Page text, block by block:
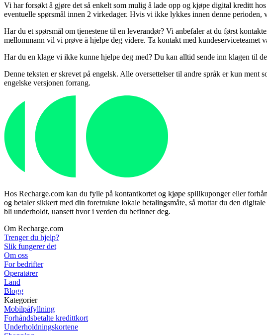
Vi har forsøkt å gjøre det så enkelt som mulig å lade opp og kjøpe digital kreditt
eventuelle spørsmål innen 2 virkedager. Hvis vi ikke lykkes innen denne perioden,
Har du et spørsmål om tjenestene til en leverandør? Vi anbefaler at du først
mellommann vil vi prøve å hjelpe deg videre. Ta kontakt med kundeserviceteamet
Har du en klage vi ikke kunne hjelpe deg med? Du kan alltid sende inn klagen til
Denne teksten er skrevet på engelsk. Alle oversettelser til andre språk er kun
engelske versjonen forrang.
Hos Recharge.com kan du fylle på kontantkortet og kjøpe spillkuponger eller
og betaler sikkert med din foretrukne lokale betalingsmåte, så mottar du den
bli underholdt, uansett hvor i verden du befinner deg.
Om Recharge.com
Trenger du hjelp?
Slik fungerer det
Om oss
For bedrifter
Operatører
Land
Blogg
Kategorier
Mobilpåfyllning
Forhåndsbetalte kredittkort
Underholdningskortene